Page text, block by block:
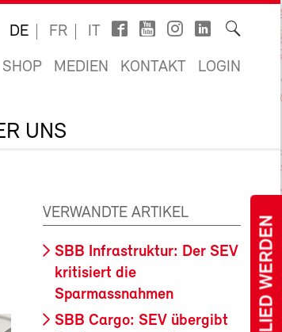
MITGLIED WERDEN
DE FR IT
SHOP MEDIEN KONTAKT LOGIN
UNS
VERWANDTE ARTIKEL
SBB Infrastruktur: Der SEV
kritisiert die
Sparmassnahmen
SBB Cargo: SEV übergibt